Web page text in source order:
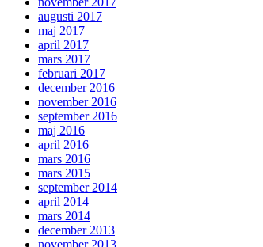
augusti 2017
maj 2017
april 2017
mars 2017
februari 2017
december 2016
november 2016
september 2016
maj 2016
april 2016
mars 2016
mars 2015
september 2014
april 2014
mars 2014
december 2013
november 2013